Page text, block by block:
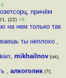
причём
(22) +5
на нем только так
ты неплохо ,
,mikhailnov (ok),
, алкоголик(?),